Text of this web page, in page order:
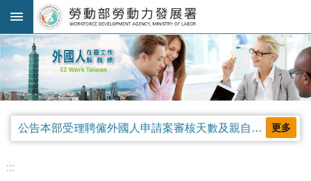
跳到主要內容區塊
進
階
搜
尋
規
:::
公告本部受理聘僱外國人申請案審核天數及親自領件相關事項，並自中華民國115年4月13日生效。 更多
:::